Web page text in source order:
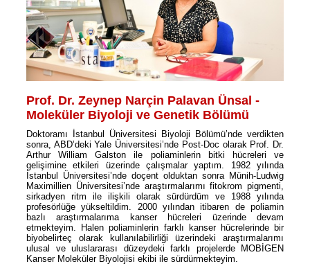
Prof. Dr. Zeynep Narçin Palavan Ünsal -
Moleküler Biyoloji ve Genetik Bölümü
Doktoramı İstanbul Üniversitesi Biyoloji Bölümü’nde verdikten
sonra, ABD’deki Yale Üniversitesi’nde Post-Doc olarak Prof. Dr.
Arthur William Galston ile poliaminlerin bitki hücreleri ve
gelişimine etkileri üzerinde çalışmalar yaptım. 1982 yılında
İstanbul Üniversitesi’nde doçent olduktan sonra Münih-Ludwig
Maximillien Üniversitesi’nde araştırmalarımı fitokrom pigmenti,
sirkadyen ritm ile ilişkili olarak sürdürdüm ve 1988 yılında
profesörlüğe yükseltildim. 2000 yılından itibaren de poliamin
bazlı araştırmalarıma kanser hücreleri üzerinde devam
etmekteyim. Halen poliaminlerin farklı kanser hücrelerinde bir
biyobelirteç olarak kullanılabilirliği üzerindeki araştırmalarımı
ulusal ve uluslararası düzeydeki farklı projelerde MOBİGEN
Kanser Moleküler Biyolojisi ekibi ile sürdürmekteyim.